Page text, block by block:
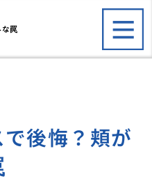
罠
後悔？頬が